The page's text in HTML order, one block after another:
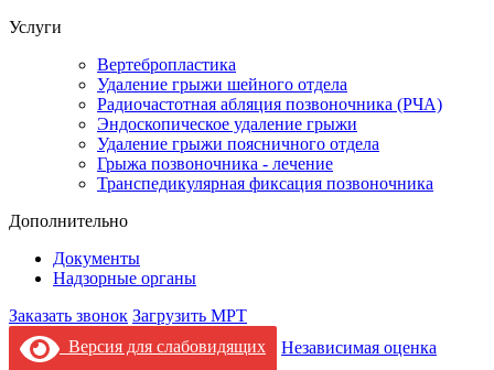
Услуги
Вертебропластика
Удаление грыжи шейного отдела
Радиочастотная абляция позвоночника (РЧА)
Эндоскопическое удаление грыжи
Удаление грыжи поясничного отдела
Грыжа позвоночника - лечение
Транспедикулярная фиксация позвоночника
Дополнительно
Документы
Надзорные органы
Заказать звонок Загрузить МРТ
Версия для слабовидящих
Независимая оценка